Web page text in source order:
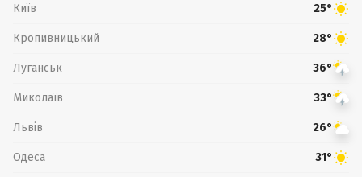
Київ 25°
Кропивницький 28°
Луганськ 36°
Миколаїв 33°
Львів 26°
Одеса 31°